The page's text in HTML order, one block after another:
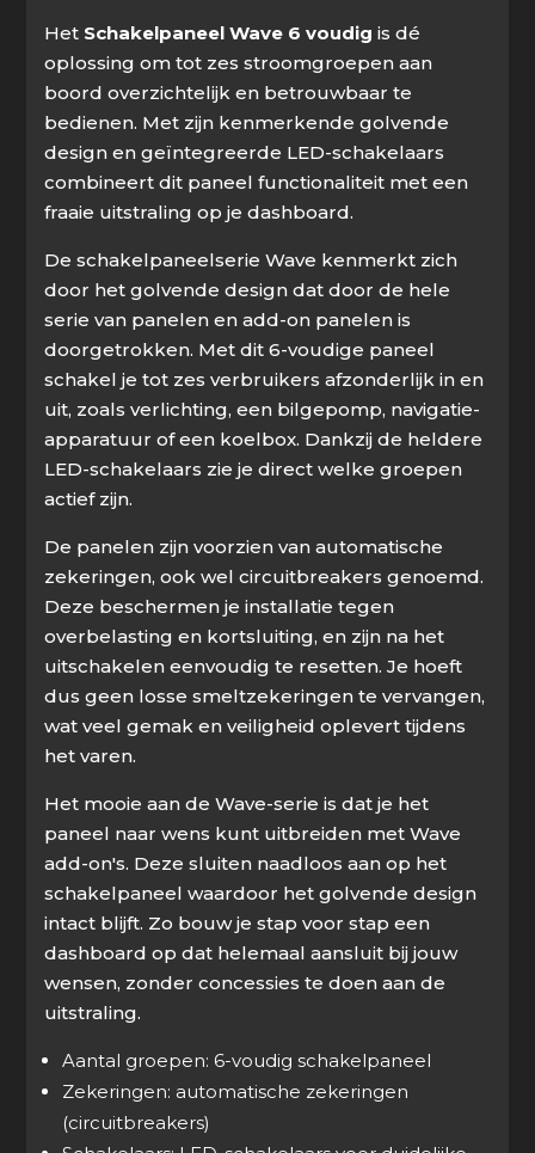
Het Schakelpaneel Wave 6 voudig is dé
oplossing om tot zes stroomgroepen aan
boord overzichtelijk en betrouwbaar te
bedienen. Met zijn kenmerkende golvende
design en geïntegreerde LED-schakelaars
combineert dit paneel functionaliteit met een
fraaie uitstraling op je dashboard.
De schakelpaneelserie Wave kenmerkt zich
door het golvende design dat door de hele
serie van panelen en add-on panelen is
doorgetrokken. Met dit 6-voudige paneel
schakel je tot zes verbruikers afzonderlijk in en
uit, zoals verlichting, een bilgepomp, navigatie-
apparatuur of een koelbox. Dankzij de heldere
LED-schakelaars zie je direct welke groepen
actief zijn.
De panelen zijn voorzien van automatische
zekeringen, ook wel circuitbreakers genoemd.
Deze beschermen je installatie tegen
overbelasting en kortsluiting, en zijn na het
uitschakelen eenvoudig te resetten. Je hoeft
dus geen losse smeltzekeringen te vervangen,
wat veel gemak en veiligheid oplevert tijdens
het varen.
Het mooie aan de Wave-serie is dat je het
paneel naar wens kunt uitbreiden met Wave
add-on's. Deze sluiten naadloos aan op het
schakelpaneel waardoor het golvende design
intact blijft. Zo bouw je stap voor stap een
dashboard op dat helemaal aansluit bij jouw
wensen, zonder concessies te doen aan de
uitstraling.
Aantal groepen: 6-voudig schakelpaneel
Zekeringen: automatische zekeringen
(circuitbreakers)